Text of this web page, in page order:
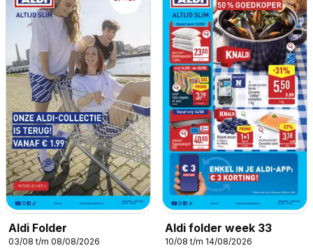
Aldi Folder
03/08 t/m 08/08/2026
Aldi folder week 33
10/08 t/m 14/08/2026